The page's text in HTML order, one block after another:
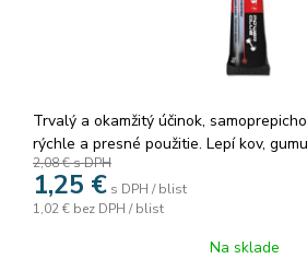
Trvalý a okamžitý účinok,
rýchle a presné použitie. Lepí kov,
a plast, nesteká.
2,08 €s DPH
1,25 € s DPH / blist
1,02 € bez DPH / blist
Na sklade